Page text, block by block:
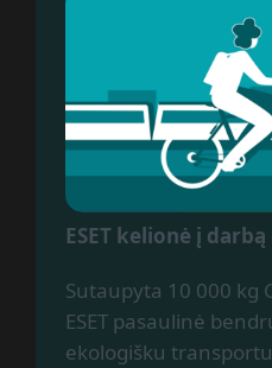
ESET kelionė į
Sutaupyta 10 000 kg
ESET pasaulinė
ekologišku